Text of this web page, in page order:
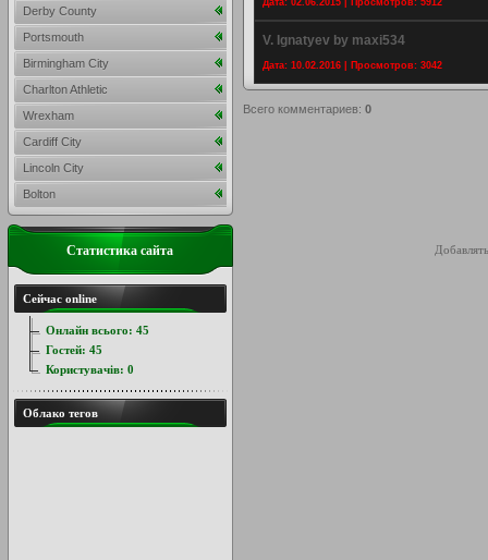
Дата: 02.06.2015 | Просмотров: 5912
V. Ignatyev by maxi534
Дата: 10.02.2016 | Просмотров: 3042
Всего комментариев: 0
Derby County
Portsmouth
Birmingham City
Charlton Athletic
Wrexham
Cardiff City
Lincoln City
Bolton
Статистика сайта
Сейчас online
Онлайн всього: 45
Гостей: 45
Користувачів: 0
Облако тегов